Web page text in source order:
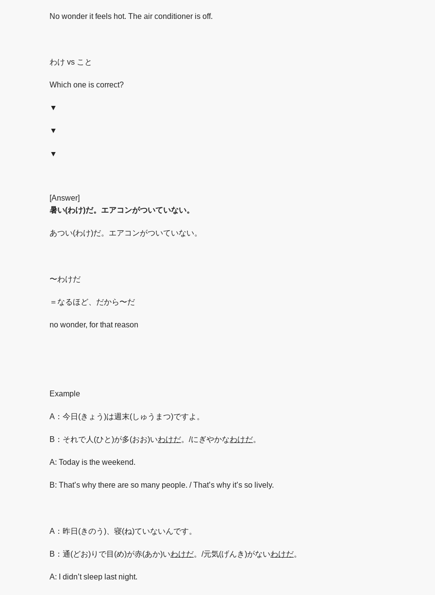
No wonder it feels hot. The air conditioner is off.
わけ vs こと
Which one is correct?
▼
▼
▼
[Answer]
暑い(わけ)だ。エアコンがついていない。
あつい(わけ)だ。エアコンがついていない。
〜わけだ
＝なるほど、だから〜だ
no wonder, for that reason
Example
A：今日(きょう)は週末(しゅうまつ)ですよ。
B：それで人(ひと)が多(おお)いわけだ。/にぎやかなわけだ。
A: Today is the weekend.
B: That’s why there are so many people. / That’s why it’s so lively.
A：昨日(きのう)、寝(ね)ていないんです。
B：通(どお)りで目(め)が赤(あか)いわけだ。/元気(げんき)がないわけだ。
A: I didn’t sleep last night.